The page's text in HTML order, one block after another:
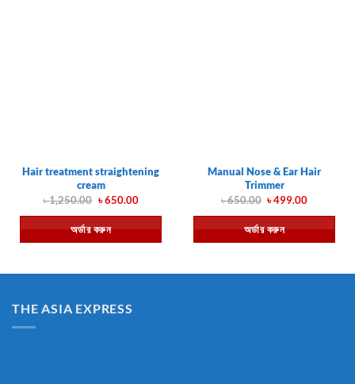
Hair treatment straightening
cream
৳1,250.00 Original
was:
৳ 1,250.00.
৳650.00Current
is:
৳ 650.00.
অর্ডার করুন
Manual Nose & Ear Hair
Trimmer
৳650.00 Original
was:
৳ 650.00.
৳499.00Current
is:
৳ 499.00.
অর্ডার করুন
THE ASIA EXPRESS